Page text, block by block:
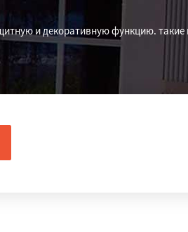
и декоративную функцию.